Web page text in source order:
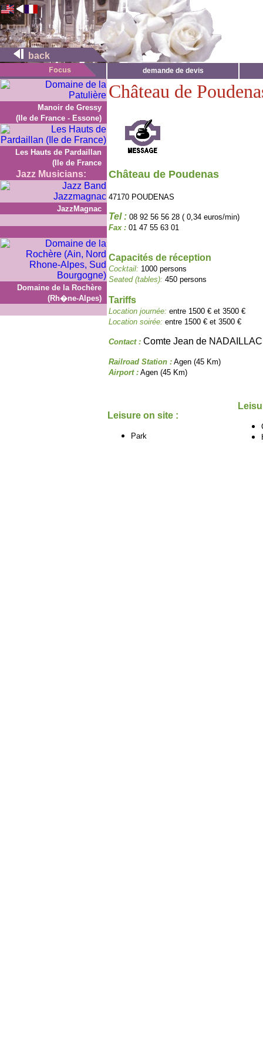
back
demande de devis
Manoir de Gressy
(Ile de France - Essone)
Les Hauts de Pardaillan
(Ile de France
Jazz Musicians:
JazzMagnac
Domaine de la Rochère
(Rh�ne-Alpes)
Château de
Château de Poudenas
47170 POUDENAS
Tel : 08 92 56 56 28 ( 0,34 euros/min)
Fax : 01 47 55 63 01
Capacités de réception
Cocktail: 1000 persons
Seated (tables): 450 persons
Tariffs
Location journée: entre 1500 € et 3500 €
Location soirée: entre 1500 € et 3500 €
Contact : Comte Jean de NADAILLAC
Railroad Station : Agen (45 Km)
Airport : Agen (45 Km)
Leisure on site :
Park